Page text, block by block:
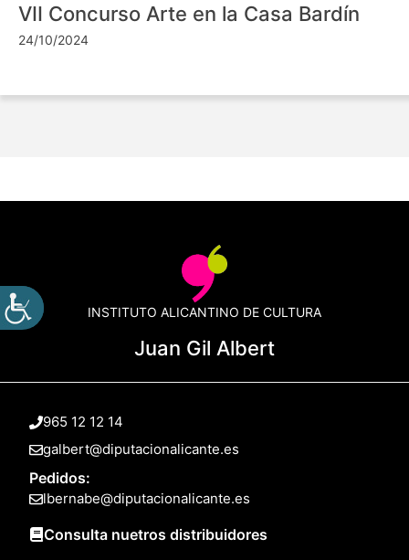
VII Concurso Arte en la Casa Bardín
24/10/2024
INSTITUTO ALICANTINO DE CULTURA
Juan Gil Albert
965 12 12 14
galbert@diputacionalicante.es
Pedidos:
lbernabe@diputacionalicante.es
Consulta nuetros distribuidores